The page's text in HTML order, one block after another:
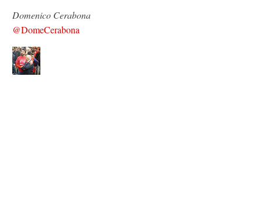
Domenico Cerabona
@DomeCerabona